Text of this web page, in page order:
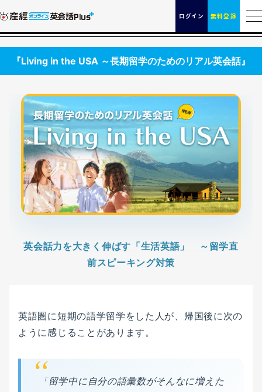
ログイン 無料登録
『Living in the USA ～長期留学のためのリアル英会話』
英会話力を大きく伸ばす「生活英語」 ～留学直
前スピーキング対策
英語圏に短期の語学留学をした人が、帰国後に次の
ように感じることがあります。
「留学中に自分の語彙数がそんなに増えた